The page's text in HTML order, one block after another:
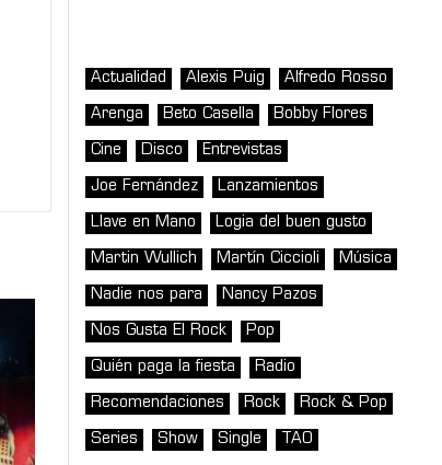
Actualidad Alexis Puig Alfredo Rosso
Arenga Beto Casella Bobby Flores
Cine Disco Entrevistas
Joe Fernández Lanzamientos
Llave en Mano Logia del buen gusto
Martin Wullich Martín Ciccioli Música
Nadie nos para Nancy Pazos
Nos Gusta El Rock Pop
Quién paga la fiesta Radio
Recomendaciones Rock Rock & Pop
Series Show Single TAO